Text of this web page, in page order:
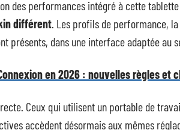
des performances intégré à cette
différent. Les profils de performance,
présents, dans une interface adaptée au
en 2026 : nouvelles règles et
Ceux qui utilisent un portable de
accèdent désormais aux mêmes